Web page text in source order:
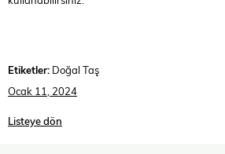
Etiketler: Doğal Taş
Ocak 11, 2024
Listeye dön